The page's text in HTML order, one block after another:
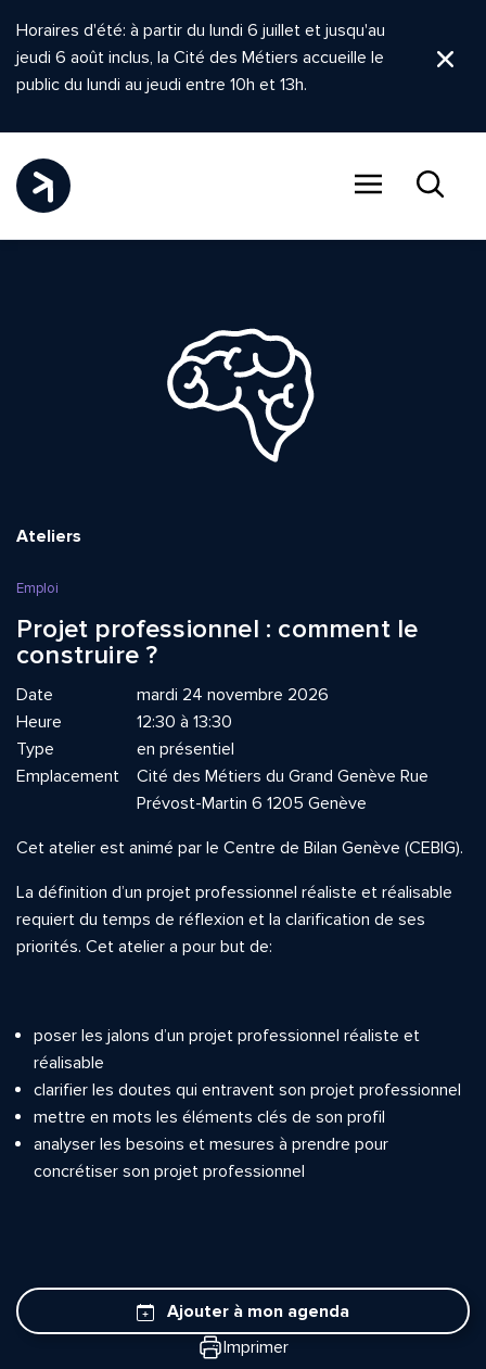
Horaires d'été: à partir du lundi 6 juillet et jusqu'au
jeudi 6 août inclus, la Cité des Métiers accueille le
public du lundi au jeudi entre 10h et 13h.
Ateliers
Emploi
Projet professionnel : comment le
construire ?
Date
mardi 24 novembre 2026
Heure
12:30 à 13:30
Type
en présentiel
Emplacement
Cité des Métiers du Grand Genève Rue
Prévost-Martin 6 1205 Genève
Cet atelier est animé par le Centre de Bilan Genève (CEBIG).
La définition d’un projet professionnel réaliste et réalisable
requiert du temps de réflexion et la clarification de ses
priorités. Cet atelier a pour but de:
poser les jalons d’un projet professionnel réaliste et
réalisable
clarifier les doutes qui entravent son projet professionnel
mettre en mots les éléments clés de son profil
analyser les besoins et mesures à prendre pour
concrétiser son projet professionnel
Ajouter à mon agenda
Imprimer